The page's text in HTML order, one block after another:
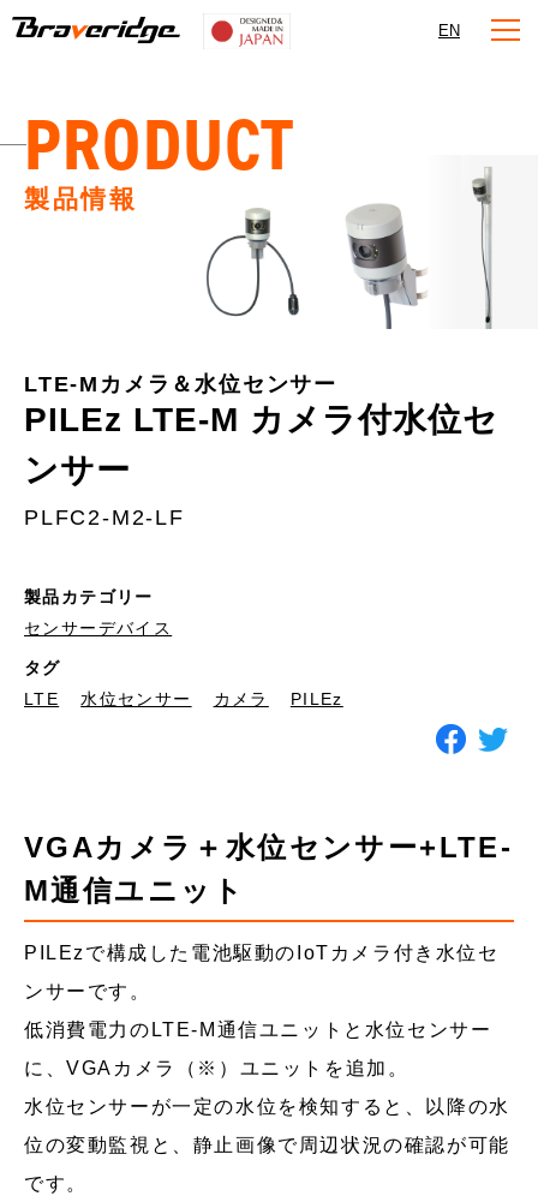
Braveridge
EN
PRODUCT
製品情報
LTE-Mカメラ＆水位センサー
PILEz LTE-M カメラ付水位セ
ンサー
PLFC2-M2-LF
製品カテゴリー
センサーデバイス
タグ
LTE
水位センサー カメラ PILEz
VGAカメラ＋水位センサー+LTE-
M通信ユニット
PILEzで構成した電池駆動のIoTカメラ付き水位セ
ンサーです。
低消費電力のLTE-M通信ユニットと水位センサー
に、VGAカメラ（※）ユニットを追加。
水位センサーが一定の水位を検知すると、以降の水
位の変動監視と、静止画像で周辺状況の確認が可能
です。